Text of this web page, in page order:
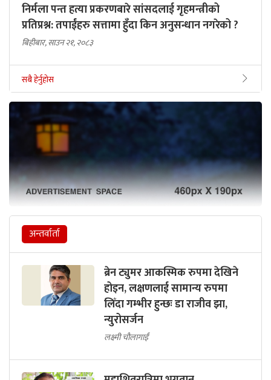
निर्मला पन्त हत्या प्रकरणबारे सांसदलाई गृहमन्त्रीको
प्रतिप्रश्न: तपाईंहरु सत्तामा हुँदा किन अनुसन्धान नगरेको ?
बिहीबार, साउन २१, २०८३
सबै हेर्नुहोस
अन्तर्वार्ता
ब्रेन ट्युमर आकस्मिक रुपमा देखिने
होइन, लक्षणलाई सामान्य रुपमा
लिँदा गम्भीर हुन्छः डा राजीव झा,
न्युरोसर्जन
लक्ष्मी चौलागाईं